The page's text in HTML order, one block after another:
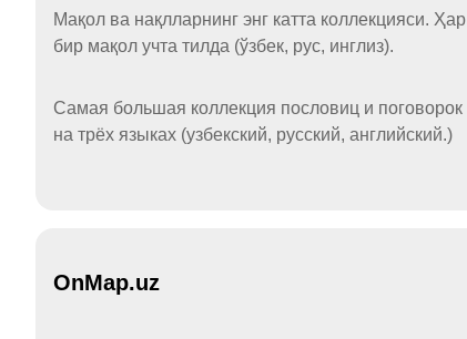
Мақол ва нақлларнинг энг катта коллекцияси. Ҳар
бир мақол учта тилда (ўзбек, рус, инглиз).
Самая большая коллекция пословиц и поговорок
на трёх языках (узбекский, русский, английский.)
OnMap.uz